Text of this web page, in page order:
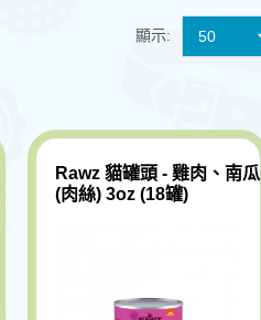
顯示:
Rawz 貓罐頭 - 雞肉、南瓜
(肉絲) 3oz (18罐)